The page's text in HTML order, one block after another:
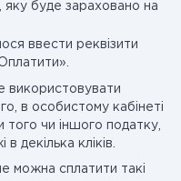
яку буде зараховано на
ввести реквізити
використовувати
в особистому кабінеті
чи іншого податку,
декілька кліків.
можна сплатити такі